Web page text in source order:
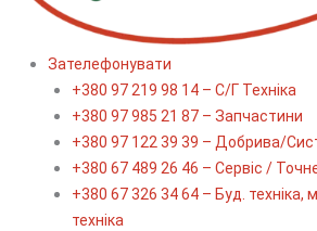
Зателефонувати
+380 97 219 98 14 – С/Г Техніка
+380 97 985 21 87 – Запчастини
+380 97 122 39 39 – Добрива/
+380 67 489 26 46 – Сервіс /
+380 67 326 34 64 – Буд. техніка,
техніка